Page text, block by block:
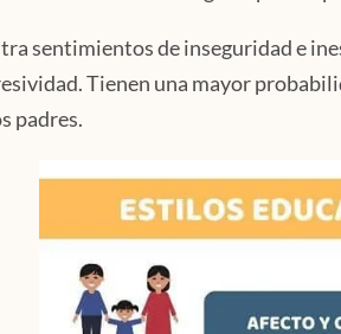
sentimientos de inseguridad e
Tienen una mayor
padres.